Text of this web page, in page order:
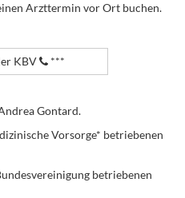
Arzttermin vor Ort buchen.
KBV ***
Gontard.
Vorsorge* betriebenen
betriebenen